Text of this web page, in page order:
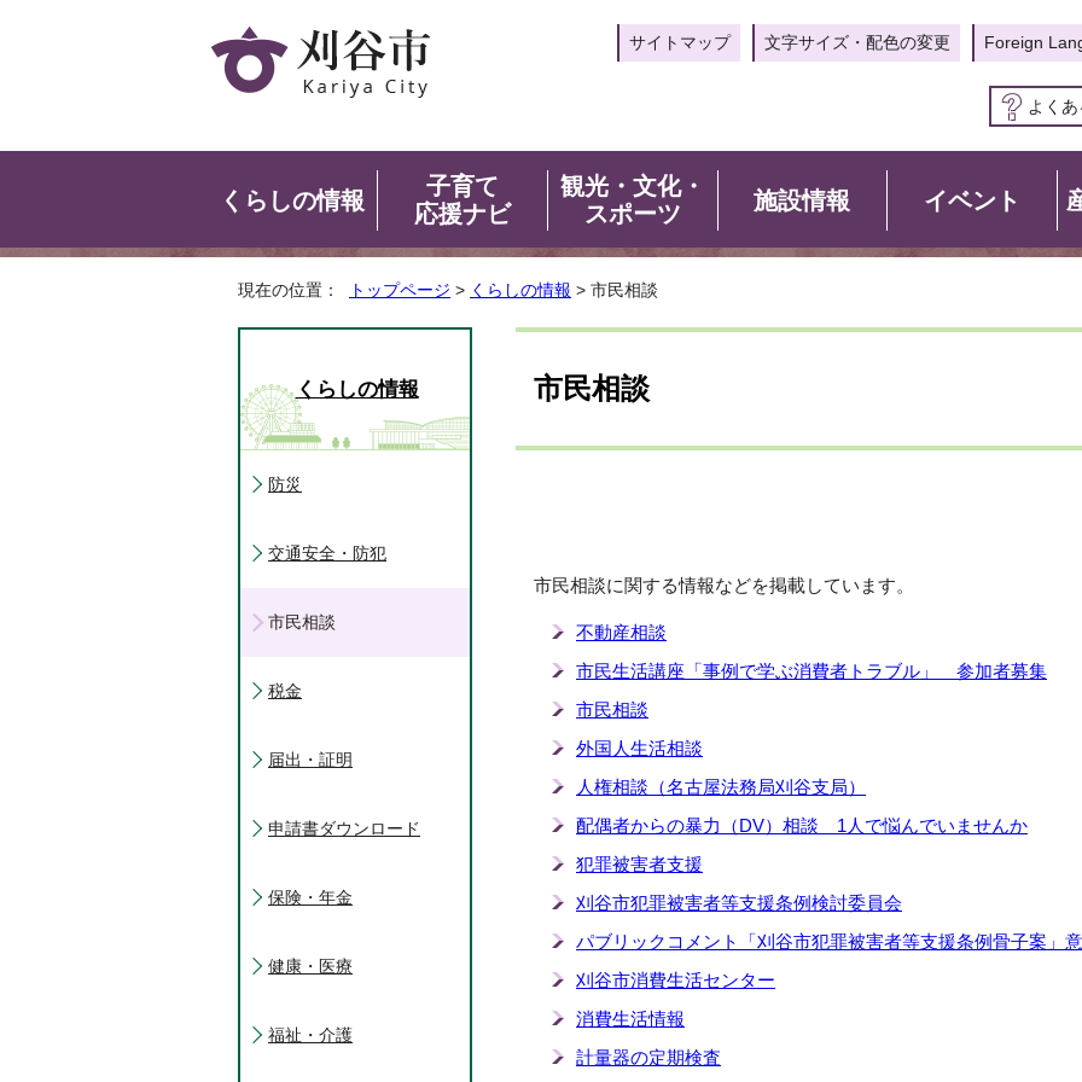
サイトマップ 文字サイズ・配色の変更 Foreign
よく
くらしの情報
子育て
応援ナビ
観光・文化・
スポーツ
施設情報 イベント
現在の位置： トップページ > くらしの情報 > 市民相談
市民相談
市民相談に関する情報などを掲載しています。
不動産相談
市民生活講座「事例で学ぶ消費者トラブル」 参加者募集
市民相談
外国人生活相談
人権相談（名古屋法務局刈谷支局）
配偶者からの暴力（DV）相談 1人で悩んでいませんか
犯罪被害者支援
刈谷市犯罪被害者等支援条例検討委員会
パブリックコメント「刈谷市犯罪被害者等支援条例骨子案」
刈谷市消費生活センター
消費生活情報
計量器の定期検査
くらしの情報
防災
交通安全・防犯
市民相談
税金
届出・証明
申請書ダウンロード
保険・年金
健康・医療
福祉・介護